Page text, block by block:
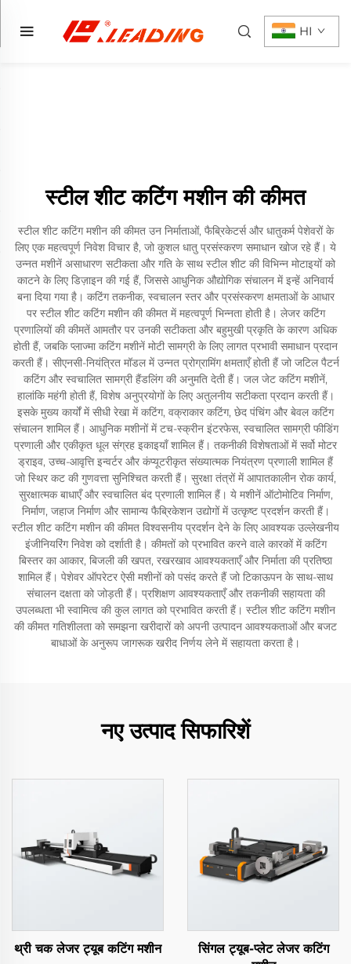
HI
स्टील शीट कटिंग मशीन की कीमत
स्टील शीट कटिंग मशीन की कीमत उन निर्माताओं, फैब्रिकेटर्स और धातुकर्म पेशेवरों के
लिए एक महत्वपूर्ण निवेश विचार है, जो कुशल धातु प्रसंस्करण समाधान खोज रहे हैं। ये
उन्नत मशीनें असाधारण सटीकता और गति के साथ स्टील शीट की विभिन्न मोटाइयों को
काटने के लिए डिज़ाइन की गई हैं, जिससे आधुनिक औद्योगिक संचालन में इन्हें अनिवार्य
बना दिया गया है। कटिंग तकनीक, स्वचालन स्तर और प्रसंस्करण क्षमताओं के आधार
पर स्टील शीट कटिंग मशीन की कीमत में महत्वपूर्ण भिन्नता होती है। लेजर कटिंग
प्रणालियों की कीमतें आमतौर पर उनकी सटीकता और बहुमुखी प्रकृति के कारण अधिक
होती हैं, जबकि प्लाज्मा कटिंग मशीनें मोटी सामग्री के लिए लागत प्रभावी समाधान प्रदान
करती हैं। सीएनसी-नियंत्रित मॉडल में उन्नत प्रोग्रामिंग क्षमताएँ होती हैं जो जटिल पैटर्न
कटिंग और स्वचालित सामग्री हैंडलिंग की अनुमति देती हैं। जल जेट कटिंग मशीनें,
हालांकि महंगी होती हैं, विशेष अनुप्रयोगों के लिए अतुलनीय सटीकता प्रदान करती हैं।
इसके मुख्य कार्यों में सीधी रेखा में कटिंग, वक्राकार कटिंग, छेद पंचिंग और बेवल कटिंग
संचालन शामिल हैं। आधुनिक मशीनों में टच-स्क्रीन इंटरफेस, स्वचालित सामग्री फीडिंग
प्रणाली और एकीकृत धूल संग्रह इकाइयाँ शामिल हैं। तकनीकी विशेषताओं में सर्वो मोटर
ड्राइव, उच्च-आवृत्ति इन्वर्टर और कंप्यूटरीकृत संख्यात्मक नियंत्रण प्रणाली शामिल हैं
जो स्थिर कट की गुणवत्ता सुनिश्चित करती हैं। सुरक्षा तंत्रों में आपातकालीन रोक कार्य,
सुरक्षात्मक बाधाएँ और स्वचालित बंद प्रणाली शामिल हैं। ये मशीनें ऑटोमोटिव निर्माण,
निर्माण, जहाज निर्माण और सामान्य फैब्रिकेशन उद्योगों में उत्कृष्ट प्रदर्शन करती हैं।
स्टील शीट कटिंग मशीन की कीमत विश्वसनीय प्रदर्शन देने के लिए आवश्यक उल्लेखनीय
इंजीनियरिंग निवेश को दर्शाती है। कीमतों को प्रभावित करने वाले कारकों में कटिंग
बिस्तर का आकार, बिजली की खपत, रखरखाव आवश्यकताएँ और निर्माता की प्रतिष्ठा
शामिल हैं। पेशेवर ऑपरेटर ऐसी मशीनों को पसंद करते हैं जो टिकाऊपन के साथ-साथ
संचालन दक्षता को जोड़ती हैं। प्रशिक्षण आवश्यकताएँ और तकनीकी सहायता की
उपलब्धता भी स्वामित्व की कुल लागत को प्रभावित करती हैं। स्टील शीट कटिंग मशीन
की कीमत गतिशीलता को समझना खरीदारों को अपनी उत्पादन आवश्यकताओं और बजट
बाधाओं के अनुरूप जागरूक खरीद निर्णय लेने में सहायता करता है।
नए उत्पाद सिफारिशें
थ्री चक लेजर ट्यूब कटिंग मशीन
सिंगल ट्यूब-प्लेट लेजर कटिंग